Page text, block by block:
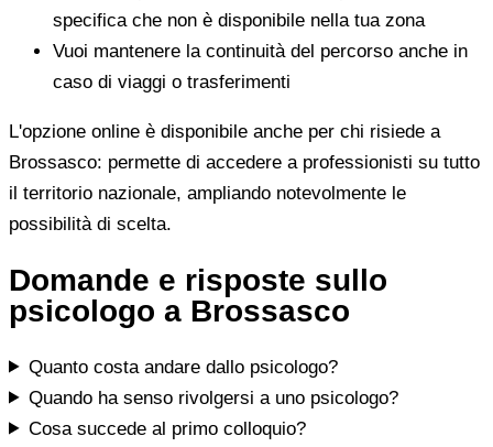
specifica che non è disponibile nella tua zona
Vuoi mantenere la continuità del percorso anche in
caso di viaggi o trasferimenti
L'opzione online è disponibile anche per chi risiede a
Brossasco: permette di accedere a professionisti su tutto
il territorio nazionale, ampliando notevolmente le
possibilità di scelta.
Domande e risposte sullo
psicologo a Brossasco
Quanto costa andare dallo psicologo?
Quando ha senso rivolgersi a uno psicologo?
Cosa succede al primo colloquio?